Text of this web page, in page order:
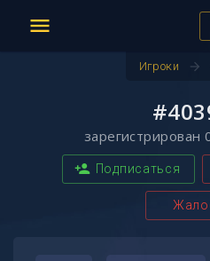
menu
Игроки arrow_forward
зарегистрирован
person_add Подписаться